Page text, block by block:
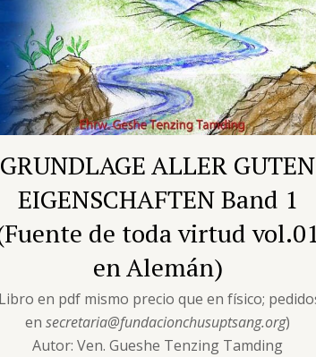
GRUNDLAGE ALLER GUTEN
EIGENSCHAFTEN Band 1
de toda virtud
en Alemán)
en pdf mismo precio que en físico;
ensecretaria@fundacionchusuptsang.org)
Autor: Ven. Gueshe Tenzing Tamding